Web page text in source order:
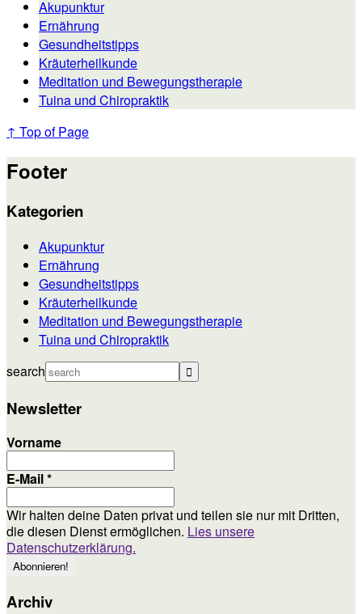
Akupunktur
Ernährung
Gesundheitstipps
Kräuterheilkunde
Meditation und Bewegungstherapie
Tuina und Chiropraktik
↑ Top of Page
Footer
Kategorien
Akupunktur
Ernährung
Gesundheitstipps
Kräuterheilkunde
Meditation und Bewegungstherapie
Tuina und Chiropraktik
search
Newsletter
Vorname
E-Mail*
Wir halten deine Daten privat und teilen sie nur mit Dritten,
die diesen Dienst ermöglichen. Lies unsere
Datenschutzerklärung.
Archiv